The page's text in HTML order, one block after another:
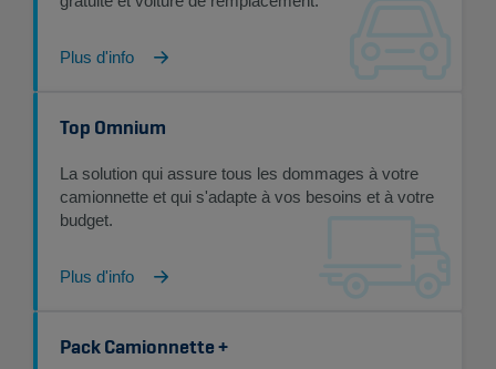
Plus d'info
Top Omnium
La solution qui assure tous les dommages à votre
camionnette et qui s'adapte à vos besoins et à votre
budget.
Plus d'info
Pack Camionnette +